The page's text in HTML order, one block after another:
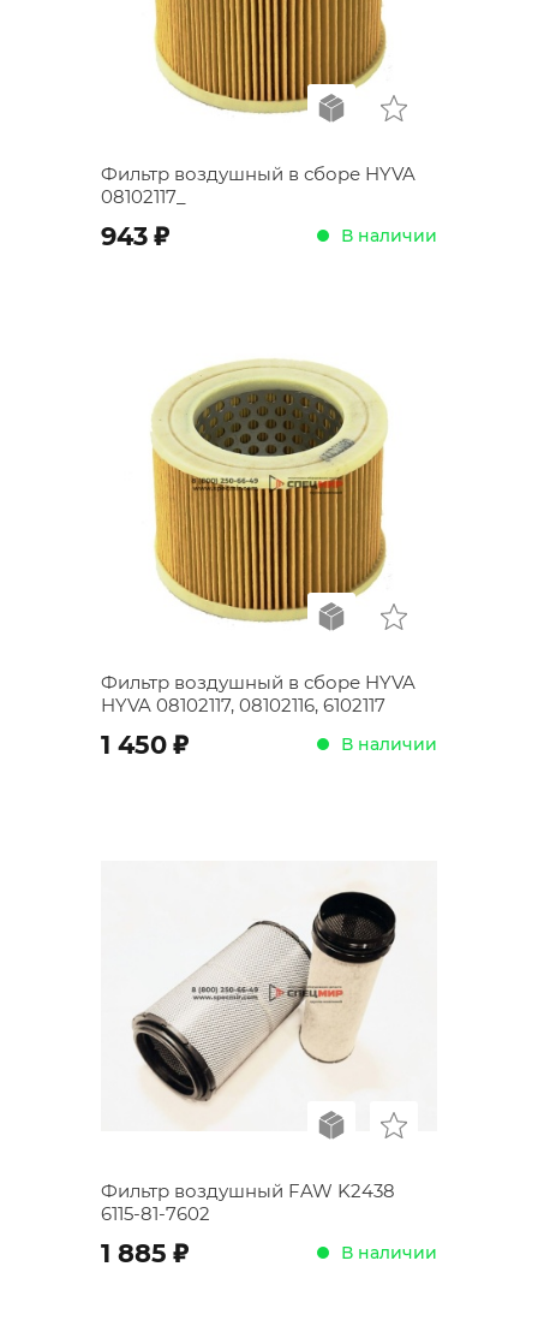
Фильтр воздушный в сборе HYVA
08102117_
943 ; В наличии
Фильтр воздушный в сборе HYVA
HYVA 08102117, 08102116, 6102117
1 450 ; В наличии
Фильтр воздушный FAW K2438
6115-81-7602
1 885 ; В наличии